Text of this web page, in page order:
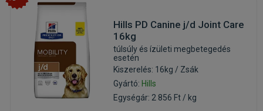
Hills PD Canine j/d Joint Care
16kg
túlsúly és ízületi megbetegedés
esetén
Kiszerelés: 16kg / Zsák
Gyártó: Hills
Egységár: 2 856 Ft / kg